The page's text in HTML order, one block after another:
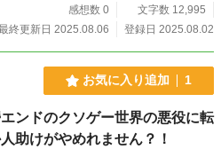
感想数 0
文字数 12,995
終更新日 2025.08.06
登録日 2025.08.02
お気に入り追加 1
ンドのクソゲー世界の悪役に転
助けがやめれません？！